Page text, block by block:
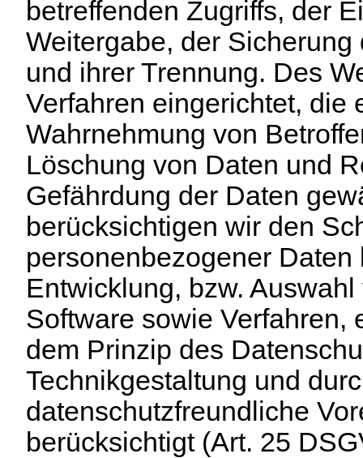
betreffenden Zugriffs, der
Weitergabe, der Sicherung
und ihrer Trennung. Des
Verfahren eingerichtet, die
Wahrnehmung von
Löschung von Daten und
Gefährdung der Daten
berücksichtigen wir den
personenbezogener Daten
Entwicklung, bzw.
Software sowie Verfahren,
dem Prinzip des
Technikgestaltung und
datenschutzfreundliche
berücksichtigt (Art. 25